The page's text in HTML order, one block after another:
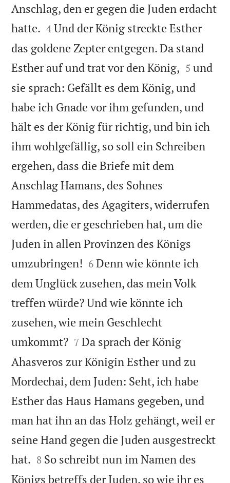
Anschlag, den er gegen die Juden erdacht
hatte. 

4 Und der König streckte Esther
das goldene Zepter entgegen. Da stand
Esther auf und trat vor den König, 

5 und
sie sprach: Gefällt es dem König, und
habe ich Gnade vor ihm gefunden, und
hält es der König für richtig, und bin ich
ihm wohlgefällig, so soll ein Schreiben
ergehen, dass die Briefe mit dem
Anschlag Hamans, des Sohnes
Hammedatas, des Agagiters, widerrufen
werden, die er geschrieben hat, um die
Juden in allen Provinzen des Königs
umzubringen! 

6 Denn wie könnte ich
dem Unglück zusehen, das mein Volk
treffen würde? Und wie könnte ich
zusehen, wie mein Geschlecht
umkommt?
7 Da sprach der König
Ahasveros zur Königin Esther und zu
Mordechai, dem Juden: Seht, ich habe
Esther das Haus Hamans gegeben, und
man hat ihn an das Holz gehängt, weil er
seine Hand gegen die Juden ausgestreckt
hat. 

8 So schreibt nun im Namen des
Königs betreffs der Juden, so wie ihr es